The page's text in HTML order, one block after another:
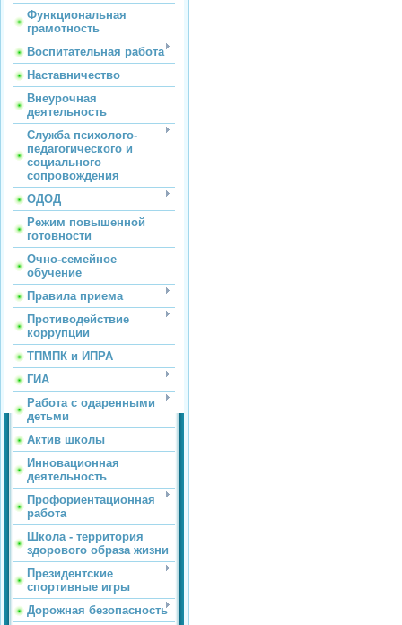
Функциональная
грамотность
Воспитательная работа
Наставничество
Внеурочная
деятельность
Служба психолого-
педагогического и
социального
сопровождения
ОДОД
Режим повышенной
готовности
Очно-семейное
обучение
Правила приема
Противодействие
коррупции
ТПМПК и ИПРА
ГИА
Работа с одаренными
детьми
Актив школы
Инновационная
деятельность
Профориентационная
работа
Школа - территория
здорового образа жизни
Президентские
спортивные игры
Дорожная безопасность